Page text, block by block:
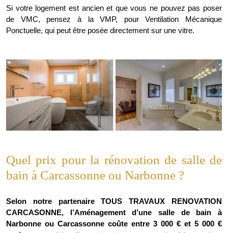
Si votre logement est ancien et que vous ne pouvez pas poser
de VMC, pensez à la VMP, pour Ventilation Mécanique
Ponctuelle, qui peut être posée directement sur une vitre.
Quel prix pour la rénovation de salle de
bain à Carcassonne ou Narbonne ?
Selon notre partenaire TOUS TRAVAUX RENOVATION
CARCASONNE, l’Aménagement d’une salle de bain à
Narbonne ou Carcassonne coûte entre 3 000 € et 5 000 €